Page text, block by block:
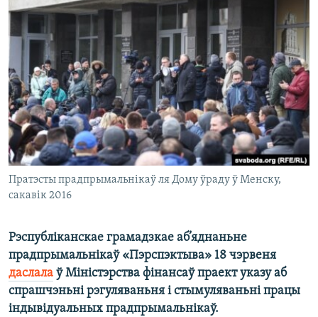
КУЛЬТУРА
КАЛЯНДАР
МОВА
НА ХВАЛЯХ СВАБОДЫ
Пратэсты прадпрымальнікаў ля Дому ўраду ў Менску,
сакавік 2016
Рэспубліканскае грамадзкае аб’яднаньне
прадпрымальнікаў «Пэрспэктыва» 18 чэрвеня
даслала ў Міністэрства фінансаў праект указу аб
спрашчэньні рэгуляваньня і стымуляваньні працы
індывідуальных прадпрымальнікаў.